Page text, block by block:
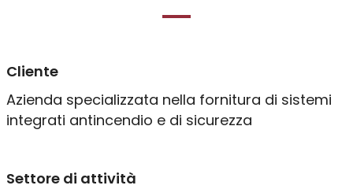
Risorse umane
HR Business Intelligence
Cliente
Azienda specializzata nella fornitura di sistemi
integrati antincendio e di sicurezza
Settore di attività